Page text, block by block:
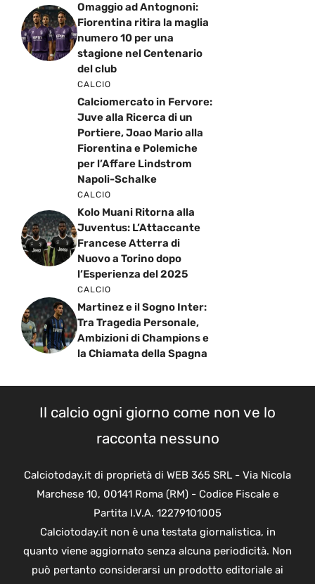
Omaggio ad Antognoni:
Fiorentina ritira la maglia
numero 10 per una
stagione nel Centenario
del club
CALCIO
Calciomercato in Fervore:
Juve alla Ricerca di un
Portiere, Joao Mario alla
Fiorentina e Polemiche
per l’Affare Lindstrom
Napoli-Schalke
CALCIO
Kolo Muani Ritorna alla
Juventus: L’Attaccante
Francese Atterra di
Nuovo a Torino dopo
l’Esperienza del 2025
CALCIO
Martinez e il Sogno Inter:
Tra Tragedia Personale,
Ambizioni di Champions e
la Chiamata della Spagna
Il calcio ogni giorno come non ve lo
racconta nessuno
Calciotoday.it di proprietà di WEB 365 SRL - Via Nicola
Marchese 10, 00141 Roma (RM) - Codice Fiscale e
Partita I.V.A. 12279101005
Calciotoday.it non è una testata giornalistica, in
quanto viene aggiornato senza alcuna periodicità. Non
può pertanto considerarsi un prodotto editoriale ai